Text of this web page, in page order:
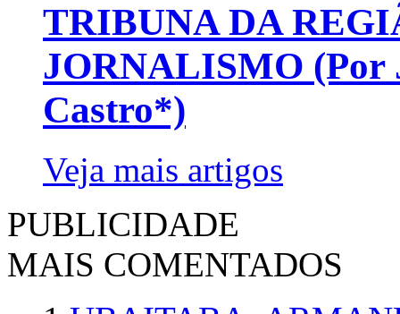
TRIBUNA DA
JORNALISMO (Por
Castro*)
Veja mais artigos
PUBLICIDADE
MAIS COMENTADOS